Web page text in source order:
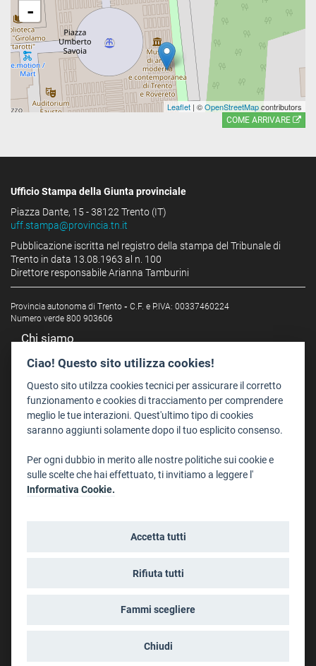
-
Leaflet | ©OpenStreetMapcontributors
COME ARRIVARE
Ufficio Stampa della Giunta provinciale
Piazza Dante, 15 - 38122 Trento (IT)
uff.stampa@provincia.tn.it
Pubblicazione iscritta nel registro della stampa del Tribunale di
Trento in data 13.08.1963 al n. 100
Direttore responsabile Arianna Tamburini
Provincia autonoma di Trento - C.F. e P.IVA: 00337460224
Numero verde 800 903606
Chi siamo
Redazione
Staff
Format - Centro Audiovisivi
Trentino Film Commission
Dove Siamo
Struttura di riferimento
Dichiarazione di accessibilità
Ciao! Questo sito utilizza cookies!
Questo sito utilzza cookies tecnici per assicurare il corretto
funzionamento e cookies di tracciamento per comprendere
meglio le tue interazioni. Quest'ultimo tipo di cookies
saranno aggiunti solamente dopo il tuo esplicito consenso.
Per ogni dubbio in merito alle nostre politiche sui cookie e
sulle scelte che hai effettuato, ti invitiamo a leggere l'
Informativa Cookie.
Accetta tutti
Rifiuta tutti
Fammi scegliere
Chiudi